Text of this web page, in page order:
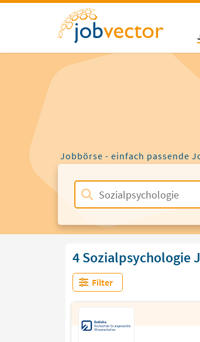
Jobbörse - einfach passende
4 Sozialpsychologie
Filter